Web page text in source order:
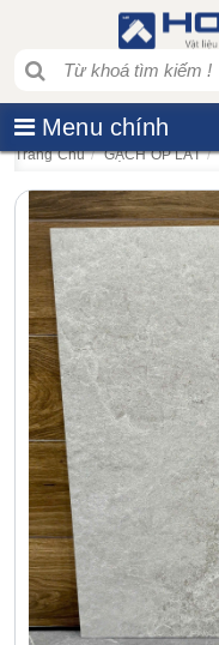
Menu chính
Trang Chủ GẠCH ỐP LÁT